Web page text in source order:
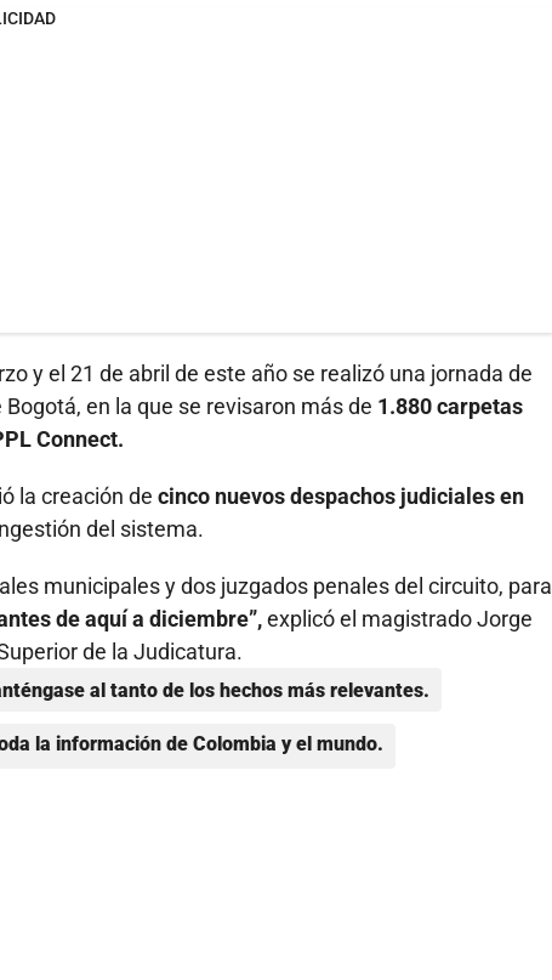
y el 21 de abril de este año se realizó una jornada de
en la que se revisaron más de 1.880 carpetas
Connect.
la creación de cinco nuevos despachos judiciales en
del sistema.
municipales y dos juzgados penales del circuito, para
de aquí a diciembre”,explicó el magistrado Jorge
de la Judicatura.
al tanto de los hechos más relevantes.
la información de Colombia y el mundo.